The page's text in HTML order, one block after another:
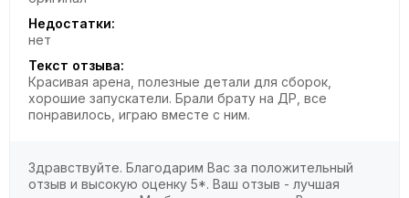
Недостатки:
нет
Текст отзыва:
Красивая арена, полезные детали для сборок,
хорошие запускатели. Брали брату на ДР, все
понравилось, играю вместе с ним.
Здравствуйте. Благодарим Вас за положительный
отзыв и высокую оценку 5*. Ваш отзыв - лучшая